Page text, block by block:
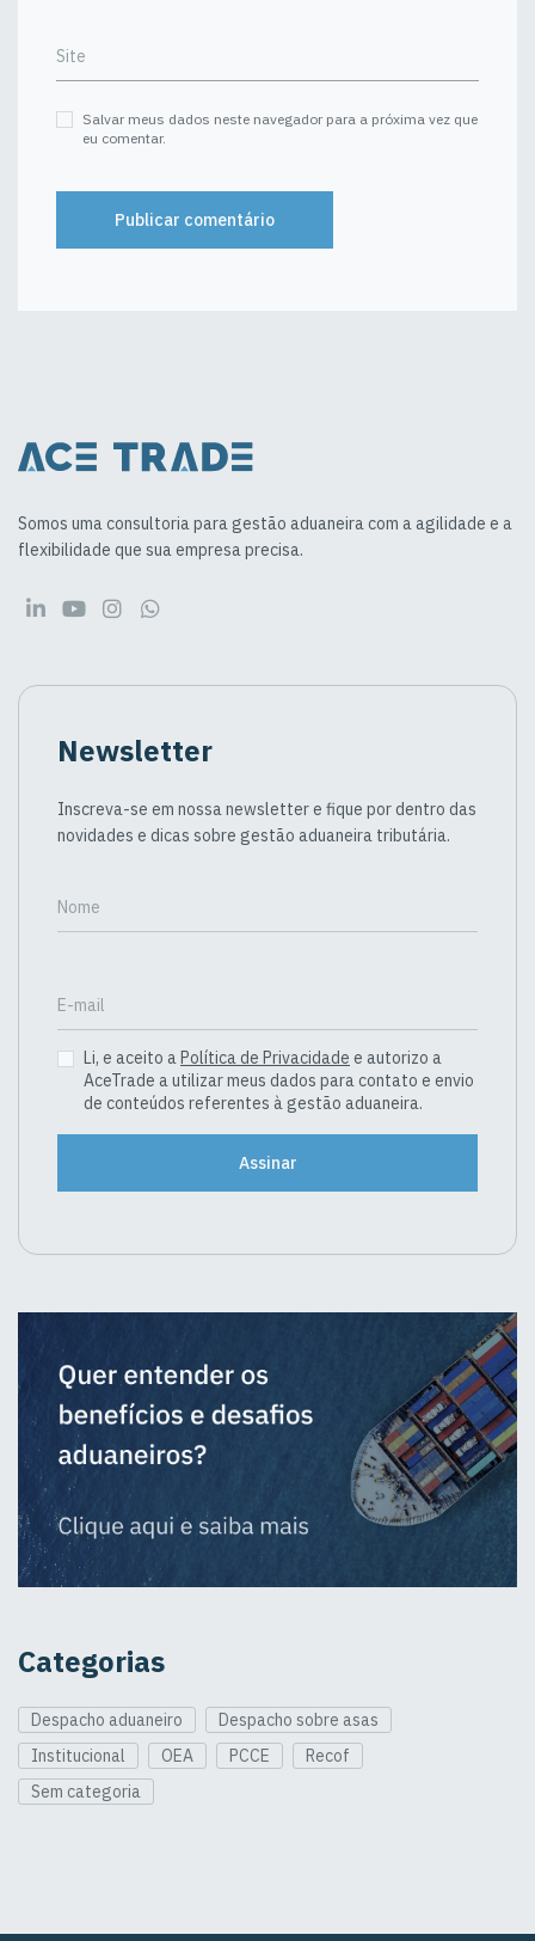
Site
Salvar meus dados neste navegador para a próxima vez que
eu comentar.
Somos uma consultoria para gestão aduaneira com a agilidade e a
flexibilidade que sua empresa precisa.
Newsletter
Inscreva-se em nossa newsletter e fique por dentro das
novidades e dicas sobre gestão aduaneira tributária.
Nome
E-mail
Li, e aceito aPolítica de Privacidade e autorizo a
AceTrade a utilizar meus dados para contato e envio
de conteúdos referentes à gestão aduaneira.
Assinar
Categorias
Despacho aduaneiro
Despacho sobre asas
Institucional
OEA PCCE
Recof
Sem categoria